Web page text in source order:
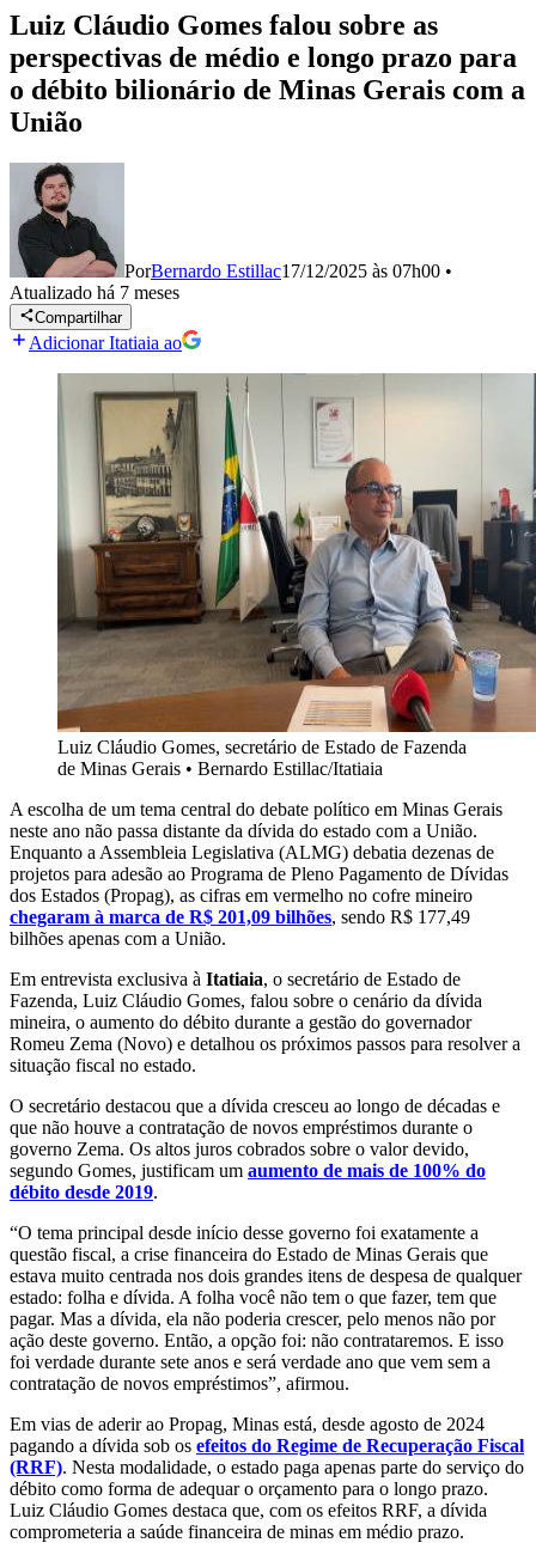
Luiz Cláudio Gomes falou sobre as
perspectivas de médio e longo prazo para
o débito bilionário de Minas Gerais com a
União
PorBernardo Estillac17/12/2025 às 07h00 •
Atualizado há 7 meses
Compartilhar
Adicionar Itatiaia ao
Luiz Cláudio Gomes, secretário de Estado de Fazenda
de Minas Gerais • Bernardo Estillac/Itatiaia
A escolha de um tema central do debate político em Minas Gerais
neste ano não passa distante da dívida do estado com a União.
Enquanto a Assembleia Legislativa (ALMG) debatia dezenas de
projetos para adesão ao Programa de Pleno Pagamento de Dívidas
dos Estados (Propag), as cifras em vermelho no cofre mineiro
chegaram à marca de R$ 201,09 bilhões, sendo R$ 177,49
bilhões apenas com a União.
Em entrevista exclusiva à Itatiaia, o secretário de Estado de
Fazenda, Luiz Cláudio Gomes, falou sobre o cenário da dívida
mineira, o aumento do débito durante a gestão do governador
Romeu Zema (Novo) e detalhou os próximos passos para resolver a
situação fiscal no estado.
O secretário destacou que a dívida cresceu ao longo de décadas e
que não houve a contratação de novos empréstimos durante o
governo Zema. Os altos juros cobrados sobre o valor devido,
segundo Gomes, justificam um aumento de mais de 100% do
débito desde 2019.
“O tema principal desde início desse governo foi exatamente a
questão fiscal, a crise financeira do Estado de Minas Gerais que
estava muito centrada nos dois grandes itens de despesa de qualquer
estado: folha e dívida. A folha você não tem o que fazer, tem que
pagar. Mas a dívida, ela não poderia crescer, pelo menos não por
ação deste governo. Então, a opção foi: não contrataremos. E isso
foi verdade durante sete anos e será verdade ano que vem sem a
contratação de novos empréstimos”, afirmou.
Em vias de aderir ao Propag, Minas está, desde agosto de 2024
pagando a dívida sob os efeitos do Regime de Recuperação Fiscal
(RRF). Nesta modalidade, o estado paga apenas parte do serviço do
débito como forma de adequar o orçamento para o longo prazo.
Luiz Cláudio Gomes destaca que, com os efeitos RRF, a dívida
comprometeria a saúde financeira de minas em médio prazo.